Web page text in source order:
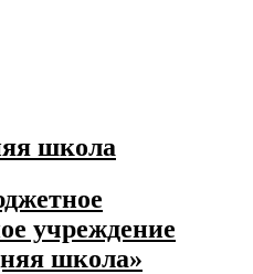
школа
учреждение
школа»